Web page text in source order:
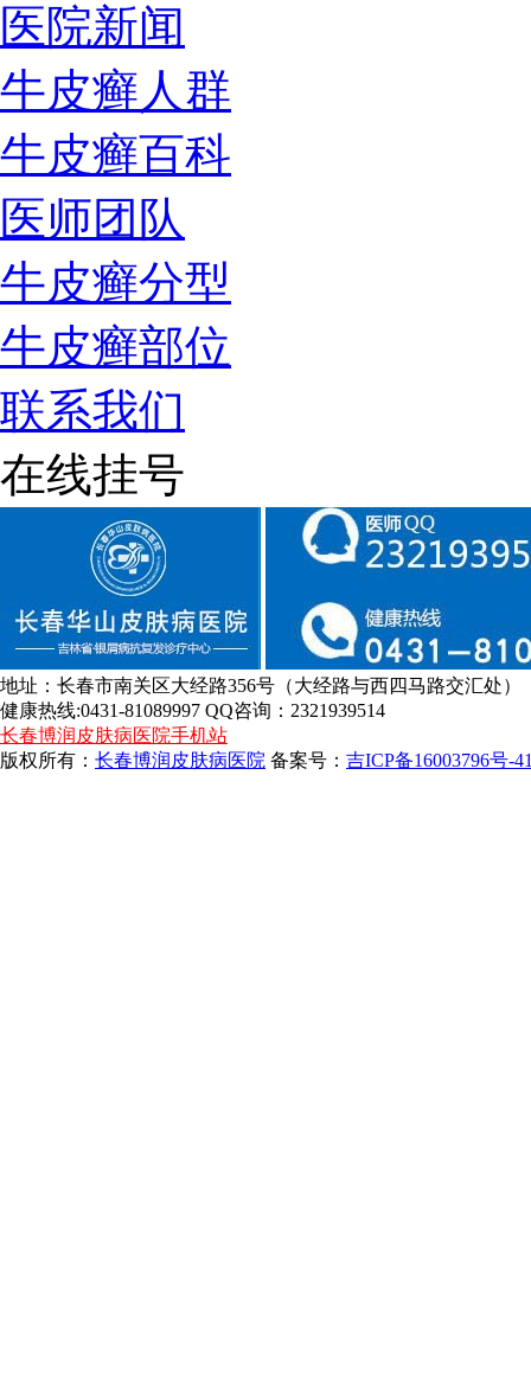
医院新闻
牛皮癣人群
牛皮癣百科
医师团队
牛皮癣分型
牛皮癣部位
联系我们
在线挂号
地址：长春市南关区大经路356号（大经路与西四马路交汇处）
健康热线:0431-81089997 QQ咨询：2321939514
长春博润皮肤病医院手机站
版权所有： 长春博润皮肤病医院 备案号： 吉ICP备16003796号-